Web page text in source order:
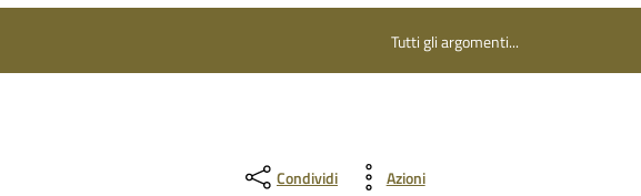
Tutti gli argomenti...
Condividi Azioni